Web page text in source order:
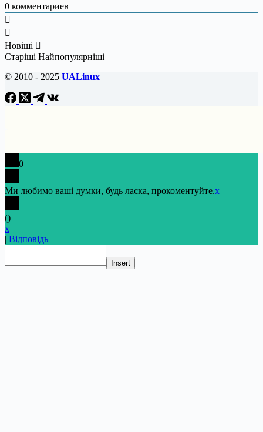
0 комментариев
Новіші
Старіші Найпопулярніші
© 2010 - 2025 UALinux
0
Ми любимо ваші думки, будь ласка, прокоментуйте.x
()
x
| Відповідь
Insert